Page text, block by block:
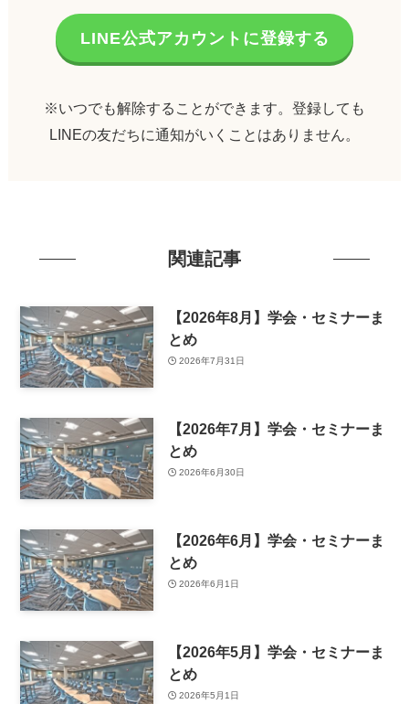
LINE公式アカウントに登録する
※いつでも解除することができます。登録しても
LINEの友だちに通知がいくことはありません。
関連記事
【2026年8月】学会・セミナーま
とめ
2026年7月31日
【2026年7月】学会・セミナーま
とめ
2026年6月30日
【2026年6月】学会・セミナーま
とめ
2026年6月1日
【2026年5月】学会・セミナーま
とめ
2026年5月1日